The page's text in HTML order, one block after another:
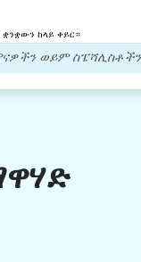
ቋንቋውን ከላይ ቀይር።